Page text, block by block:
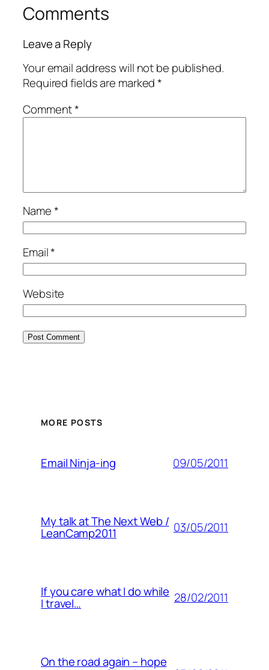
Comments
Leave a Reply
Your email address will not be published.
Required fields are marked*
Comment*
Name*
Email*
Website
MORE POSTS
Email Ninja-ing 09/05/2011
My talk at The Next Web /
LeanCamp2011 03/05/2011
If you care what I do while
I travel… 28/02/2011
On the road again – hope